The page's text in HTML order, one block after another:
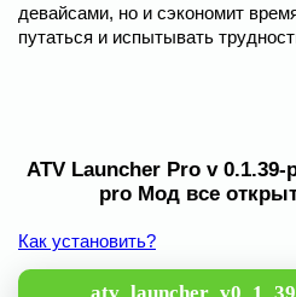
девайсами, но и сэкономит
путаться и испытывать
ATV Launcher Pro v
pro Мод все
Как установить?